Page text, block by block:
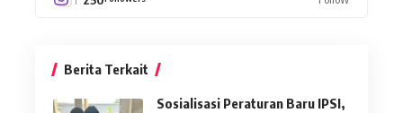
Berita Terkait
Sosialisasi Peraturan Baru IPSI,